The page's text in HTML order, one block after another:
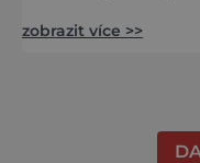
řekne slovenské
zobrazit více >>